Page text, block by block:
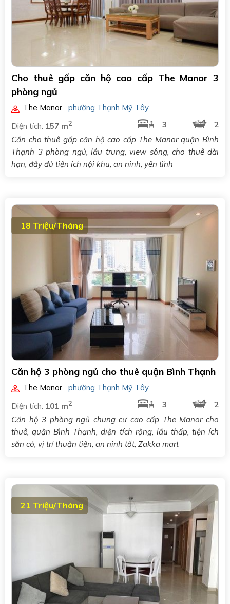
Cho thuê gấp căn hộ cao cấp The Manor 3
phòng ngủ
The Manor, phường Thạnh Mỹ Tây
Diện tích: 157 m2 3
2
Cần cho thuê gấp căn hộ cao cấp The Manor quận Bình
Thạnh 3 phòng ngủ, lầu trung, view sông, cho thuê dài
hạn, đầy đủ tiện ích nội khu, an ninh, yên tĩnh
18 Triệu/Tháng
Căn hộ 3 phòng ngủ cho thuê quận Bình Thạnh
The Manor
phường Thạnh Mỹ Tây
Diện tích: 101 m2 3
2
Căn hộ 3 phòng ngủ chung cư cao cấp The Manor cho
thuê, quận Bình Thạnh, diện tích rộng, lầu thấp, tiện ích
sẵn có, vị trí thuận tiện, an ninh tốt, Zakka mart
21 Triệu/Tháng